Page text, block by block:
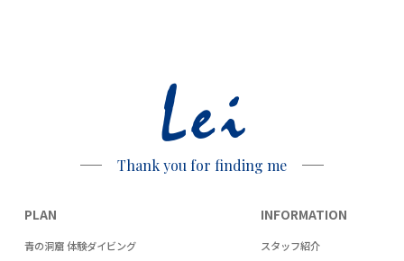
Lei
Thank you for finding me
PLAN
青の洞窟 体験ダイビング
INFORMATION
スタッフ紹介